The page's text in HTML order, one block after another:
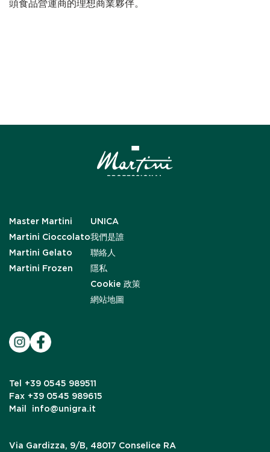
頭食品營運商的理想商業夥伴。
Master Martini
Martini Cioccolato
Martini Gelato
Martini Frozen
UNICA
我們是誰
聯絡人
隱私
Cookie 政策
網站地圖
Tel
+39 0545 989511
Fax +39 0545 989615
Mail
info@unigra.it
Via Gardizza, 9/B, 48017 Conselice RA